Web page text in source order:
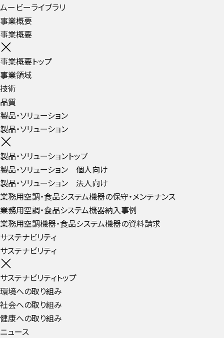
ムービーライブラリ
事業概要
事業概要
事業概要トップ
事業領域
技術
品質
製品・ソリューション
製品・ソリューション
製品・ソリューショントップ
製品・ソリューション 個人向け
製品・ソリューション 法人向け
業務用空調・食品システム機器の保守・メンテナンス
業務用空調・食品システム機器納入事例
業務用空調機器・食品システム機器の資料請求
サステナビリティ
サステナビリティ
サステナビリティトップ
環境への取り組み
社会への取り組み
健康への取り組み
ニュース